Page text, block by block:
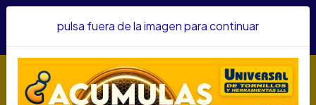
confianza&nbsp;Recibe un KIT PARRILLERO por compras
pulsa fuera de la imagen para continuar